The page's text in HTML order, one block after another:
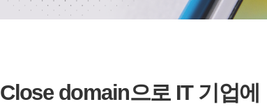
Close domain으로 IT 기업에